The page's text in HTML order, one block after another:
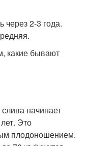
через 2-3 года.
какие бывают
начинает
Это
плодоношением.